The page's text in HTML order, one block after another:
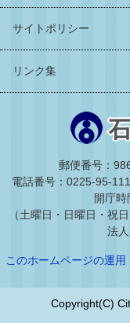
サイトポリシー
リンク集
郵便番号：
電話番号：0225-95-
開庁
（土曜日・日曜日・祝
法
このホームページの運
Copyright(C)